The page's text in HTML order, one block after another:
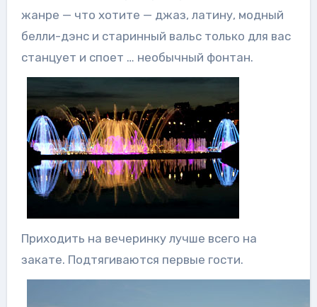
жанре — что хотите — джаз, латину, модный
белли-дэнс и старинный вальс только для вас
станцует и споет … необычный фонтан.
Приходить на вечеринку лучше всего на
закате. Подтягиваются первые гости.